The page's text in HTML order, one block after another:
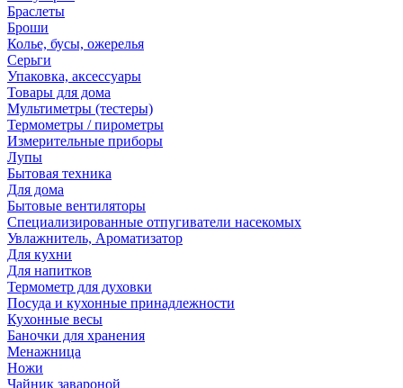
Браслеты
Броши
Колье, бусы, ожерелья
Серьги
Упаковка, аксессуары
Товары для дома
Мультиметры (тестеры)
Термометры / пирометры
Измерительные приборы
Лупы
Бытовая техника
Для дома
Бытовые вентиляторы
Специализированные отпугиватели насекомых
Увлажнитель, Ароматизатор
Для кухни
Для напитков
Термометр для духовки
Посуда и кухонные принадлежности
Кухонные весы
Баночки для хранения
Менажница
Ножи
Чайник завароной